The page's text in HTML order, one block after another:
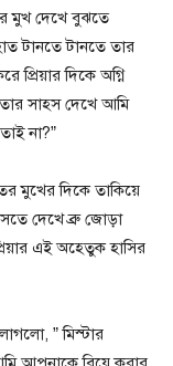
মুখ দেখে বুঝতে
টানতে টানতে তার
প্রিয়ার দিকে অগ্নি
সাহস দেখে আমি
না?”
মুখের দিকে তাকিয়ে
দেখে ব্রু জোড়া
এই অহেতুক হাসির
” মিস্টার